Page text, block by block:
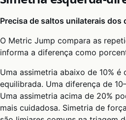
Precisa de saltos unilaterais dos
O Metric Jump compara as
informa a diferença como
Uma assimetria abaixo de 10% é
equilibrada. Uma diferença de
Uma assimetria acima de 20%
mais cuidadosa. Simetria de